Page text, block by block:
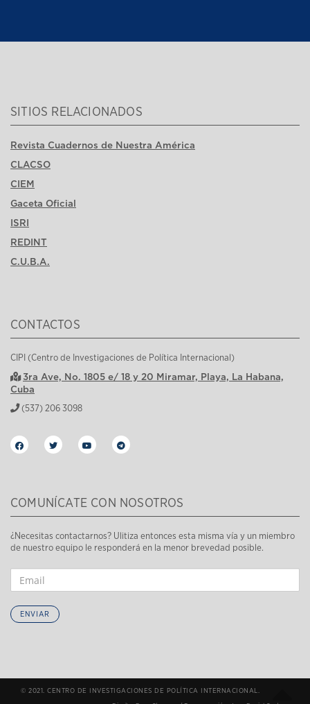
SITIOS RELACIONADOS
Revista Cuadernos de Nuestra América
CLACSO
CIEM
Gaceta Oficial
ISRI
REDINT
C.U.B.A.
CONTACTOS
CIPI (Centro de Investigaciones de Política Internacional)
3ra Ave, No. 1805 e/ 18 y 20 Miramar, Playa, La Habana,
Cuba
(537) 206 3098
COMUNÍCATE CON NOSOTROS
¿Necesitas contactarnos? Ulitiza entonces esta misma vía y un miembro
de nuestro equipo le responderá en la menor brevedad posible.
ENVIAR
© 2021. CENTRO DE INVESTIGACIONES DE POLÍTICA INTERNACIONAL.